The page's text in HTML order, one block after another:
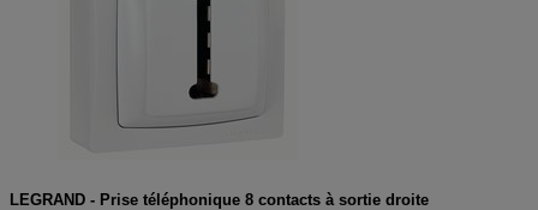
LEGRAND - Prise téléphonique 8 contacts à sortie droite